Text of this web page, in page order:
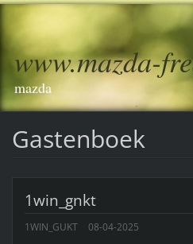
www.mazda-
mazda
Gastenboek
1win_gnkt
1WIN_GUKT 08-04-2025